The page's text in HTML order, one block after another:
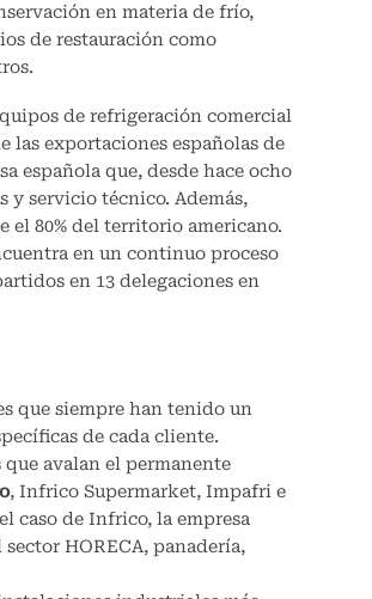
en materia de frío,
de restauración como
de refrigeración comercial
las exportaciones españolas de
española que, desde hace ocho
y servicio técnico. Además,
el 80% del territorio americano.
en un continuo proceso
en 13 delegaciones en
que siempre han tenido un
de cada cliente.
avalan el permanente
, Infrico Supermarket, Impafri e
caso de Infrico, la empresa
HORECA, panadería,